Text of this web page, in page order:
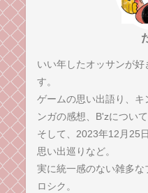
いい年したオッサンが
す。
ゲームの思い出語り、
ンガの感想、B'zについて
そして、2023年12月25
思い出巡りなど。
実に統一感のない雑多な
ロシク。